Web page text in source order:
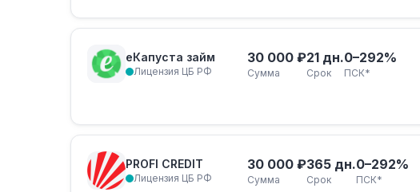
еКапуста займ
Лицензия ЦБ РФ
30 000 ₽
Сумма
21 дн.
Срок
0–292%
ПСК*
PROFI CREDIT
Лицензия ЦБ РФ
30 000 ₽
Сумма
365 дн.
Срок
0–292%
ПСК*